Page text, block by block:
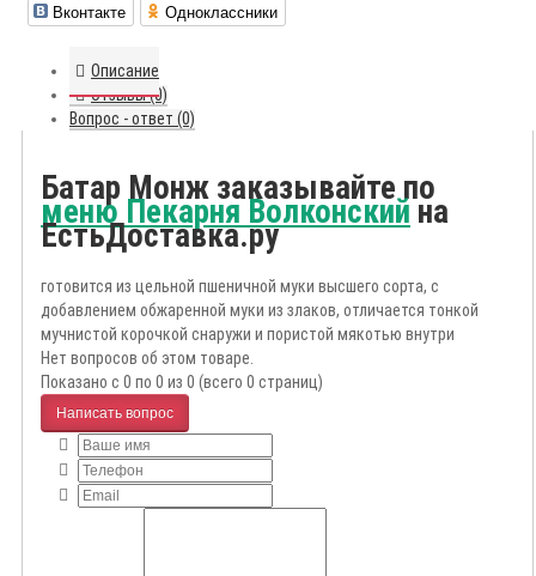
Вконтакте Одноклассники
Описание
Отзывы (0)
Вопрос - ответ (0)
Батар Монж заказывайте по
меню Пекарня Волконскийна
ЕстьДоставка.ру
готовится из цельной пшеничной муки высшего сорта, с
добавлением обжаренной муки из злаков, отличается тонкой
мучнистой корочкой снаружи и пористой мякотью внутри
Нет вопросов об этом товаре.
Показано с 0 по 0 из 0 (всего 0 страниц)
Написать вопрос